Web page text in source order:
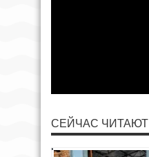
СЕЙЧАС ЧИТАЮТ